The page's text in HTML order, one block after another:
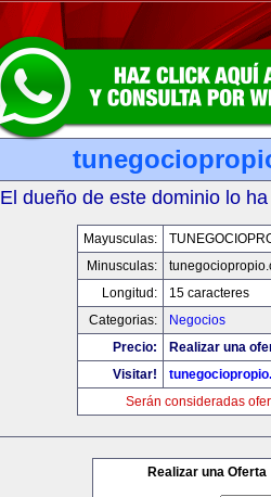
El dueño de este dominio lo
Mayusculas:
Minusculas:
Longitud:
15 caracteres
Categorias:
Negocios
Precio:
Realizar una
Visitar!
Serán consideradas
Realizar una Oferta